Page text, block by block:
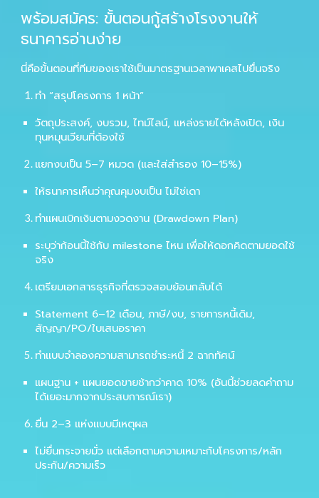
พร้อมสมัคร: ขั้นตอนกู้สร้างโรงงานให้
ธนาคารอ่านง่าย
นี่คือขั้นตอนที่ทีมของเราใช้เป็นมาตรฐานเวลาพาเคสไปยื่นจริง
ทำ “สรุปโครงการ 1 หน้า”
วัตถุประสงค์, งบรวม, ไทม์ไลน์, แหล่งรายได้หลังเปิด, เงิน
ทุนหมุนเวียนที่ต้องใช้
แยกงบเป็น 5–7 หมวด (และใส่สำรอง 10–15%)
ให้ธนาคารเห็นว่าคุณคุมงบเป็น ไม่ใช่เดา
ทำแผนเบิกเงินตามงวดงาน (Drawdown Plan)
ระบุว่าก้อนนี้ใช้กับ milestone ไหน เพื่อให้ดอกคิดตามยอดใช้
จริง
เตรียมเอกสารธุรกิจที่ตรวจสอบย้อนกลับได้
Statement 6–12 เดือน, ภาษี/งบ, รายการหนี้เดิม,
สัญญา/PO/ใบเสนอราคา
ทำแบบจำลองความสามารถชำระหนี้ 2 ฉากทัศน์
แผนฐาน + แผนยอดขายช้ากว่าคาด 10% (อันนี้ช่วยลดคำถาม
ได้เยอะมากจากประสบการณ์เรา)
ยื่น 2–3 แห่งแบบมีเหตุผล
ไม่ยื่นกระจายมั่ว แต่เลือกตามความเหมาะกับโครงการ/หลัก
ประกัน/ความเร็ว